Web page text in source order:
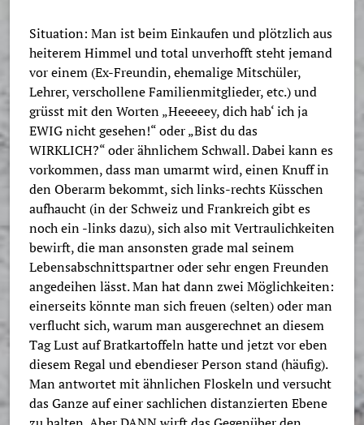
Situation: Man ist beim Einkaufen und plötzlich aus
heiterem Himmel und total unverhofft steht jemand
vor einem (Ex-Freundin, ehemalige Mitschüler,
Lehrer, verschollene Familienmitglieder, etc.) und
grüsst mit den Worten „Heeeeey, dich hab‘ ich ja
EWIG nicht gesehen!“ oder „Bist du das
WIRKLICH?“ oder ähnlichem Schwall. Dabei kann es
vorkommen, dass man umarmt wird, einen Knuff in
den Oberarm bekommt, sich links-rechts Küsschen
aufhaucht (in der Schweiz und Frankreich gibt es
noch ein -links dazu), sich also mit Vertraulichkeiten
bewirft, die man ansonsten grade mal seinem
Lebensabschnittspartner oder sehr engen Freunden
angedeihen lässt. Man hat dann zwei Möglichkeiten:
einerseits könnte man sich freuen (selten) oder man
verflucht sich, warum man ausgerechnet an diesem
Tag Lust auf Bratkartoffeln hatte und jetzt vor eben
diesem Regal und ebendieser Person stand (häufig).
Man antwortet mit ähnlichen Floskeln und versucht
das Ganze auf einer sachlichen distanzierten Ebene